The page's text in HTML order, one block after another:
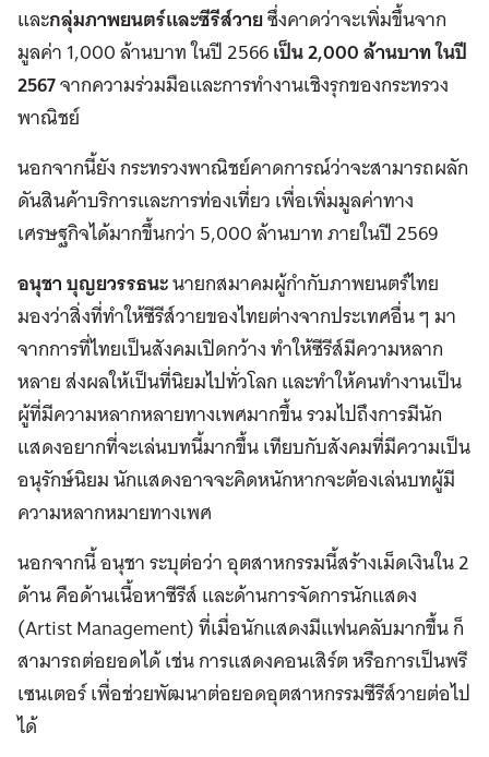
และกลุ่มภาพยนตร์และซีรีส์วายซึ่งคาดว่าจะเพิ่มขึ้นจาก
มูลค่า 1,000 ล้านบาท ในปี 2566เป็น 2,000 ล้านบาท ในปี
2567จากความร่วมมือและการทำงานเชิงรุกของกระทรวง
พาณิชย์
นอกจากนี้ยัง กระทรวงพาณิชย์คาดการณ์ว่าจะสามารถผลัก
ดันสินค้าบริการและการท่องเที่ยว เพื่อเพิ่มมูลค่าทาง
เศรษฐกิจได้มากขึ้นกว่า 5,000 ล้านบาท ภายในปี 2569
อนุชา บุญยวรรธนะนายกสมาคมผู้กำกับภาพยนตร์ไทย
มองว่าสิ่งที่ทำให้ซีรีส์วายของไทยต่างจากประเทศอื่น ๆ มา
จากการที่ไทยเป็นสังคมเปิดกว้าง ทำให้ซีรีส์มีความหลาก
หลาย ส่งผลให้เป็นที่นิยมไปทั่วโลก และทำให้คนทำงานเป็น
ผู้ที่มีความหลากหลายทางเพศมากขึ้น รวมไปถึงการมีนัก
แสดงอยากที่จะเล่นบทนี้มากขึ้น เทียบกับสังคมที่มีความเป็น
อนุรักษ์นิยม นักแสดงอาจจะคิดหนักหากจะต้องเล่นบทผู้มี
ความหลากหมายทางเพศ
นอกจากนี้ อนุชา ระบุต่อว่า อุตสาหกรรมนี้สร้างเม็ดเงินใน 2
ด้าน คือด้านเนื้อหาซีรีส์ และด้านการจัดการนักแสดง
(Artist Management) ที่เมื่อนักแสดงมีแฟนคลับมากขึ้น ก็
สามารถต่อยอดได้ เช่น การแสดงคอนเสิร์ต หรือการเป็นพรี
เซนเตอร์ เพื่อช่วยพัฒนาต่อยอดอุตสาหกรรมซีรีส์วายต่อไป
ได้